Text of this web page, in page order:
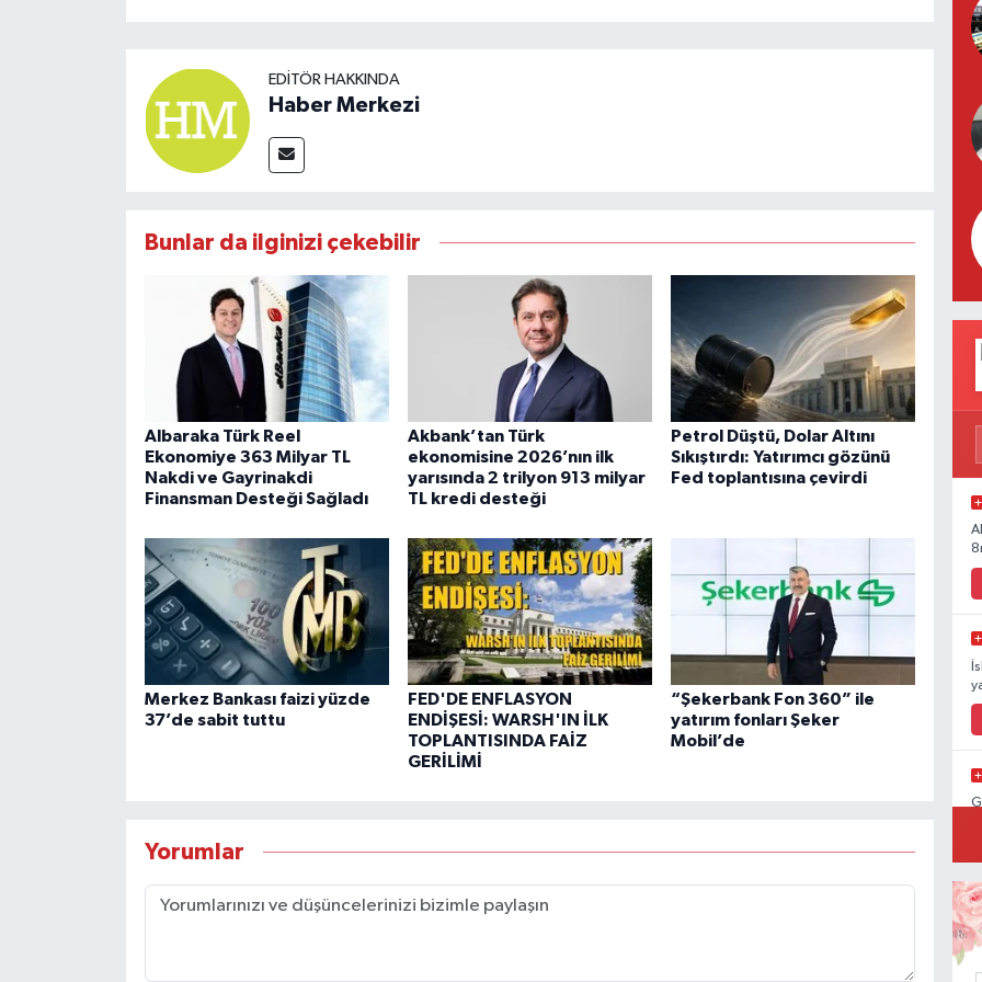
EDITÖR HAKKINDA
Haber Merkezi
Bunlar da ilginizi çekebilir
Albaraka Türk Reel
Ekonomiye 363 Milyar TL
Nakdi ve Gayrinakdi
Finansman Desteği Sağladı
Akbank’tan Türk
ekonomisine 2026’nın ilk
yarısında 2 trilyon 913 milyar
TL kredi desteği
Petrol Düştü, Dolar Altını
Sıkıştırdı: Yatırımcı gözünü
Fed toplantısına çevirdi
Merkez Bankası faizi yüzde
37’de sabit tuttu
FED'DE ENFLASYON
ENDİŞESİ: WARSH'IN İLK
TOPLANTISINDA FAİZ
GERİLİMİ
“Şekerbank Fon 360” ile
yatırım fonları Şeker
Mobil’de
Yorumlar